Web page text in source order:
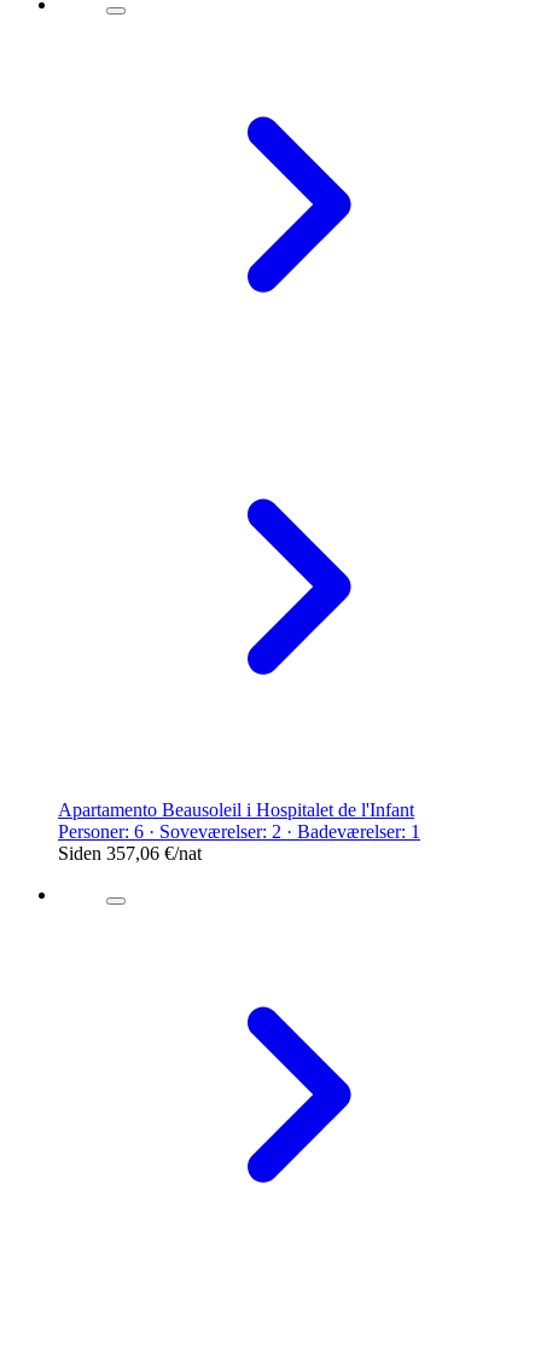
Apartamento Beausoleil i Hospitalet de l'Infant
Personer: 6 · Soveværelser: 2 · Badeværelser: 1
Siden 357,06 €/nat